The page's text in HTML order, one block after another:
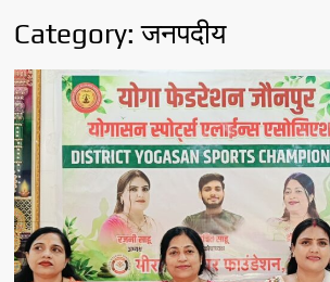
Category:जनपदीय